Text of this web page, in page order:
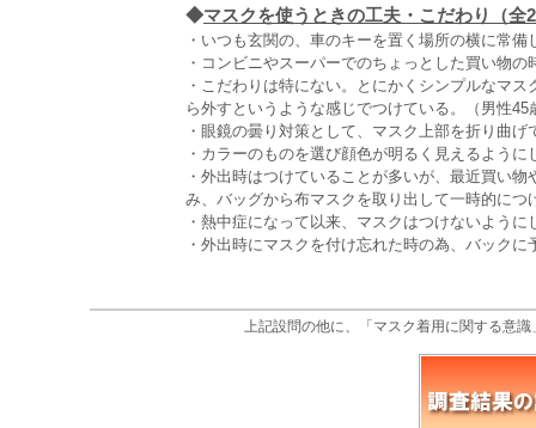
◆マスクを使うときの工夫・こだわり（全
・いつも玄関の、車のキーを置く場所の横に常
・コンビニやスーパーでのちょっとした買い物
・こだわりは特にない。とにかくシンプルなマ
ら外すというような感じでつけている。（男性45
・眼鏡の曇り対策として、マスク上部を折り曲
・カラーのものを選び顔色が明るく見えるよう
・外出時はつけていることが多いが、最近買い
み、バッグから布マスクを取り出して一時的につ
・熱中症になって以来、マスクはつけないように
・外出時にマスクを付け忘れた時の為、バック
上記設問の他に、「マスク着用に関する意